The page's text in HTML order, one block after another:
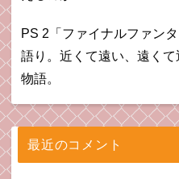
PS 2「ファイナルファン
語り。近くて遠い、遠く
物語。
最近のコメント